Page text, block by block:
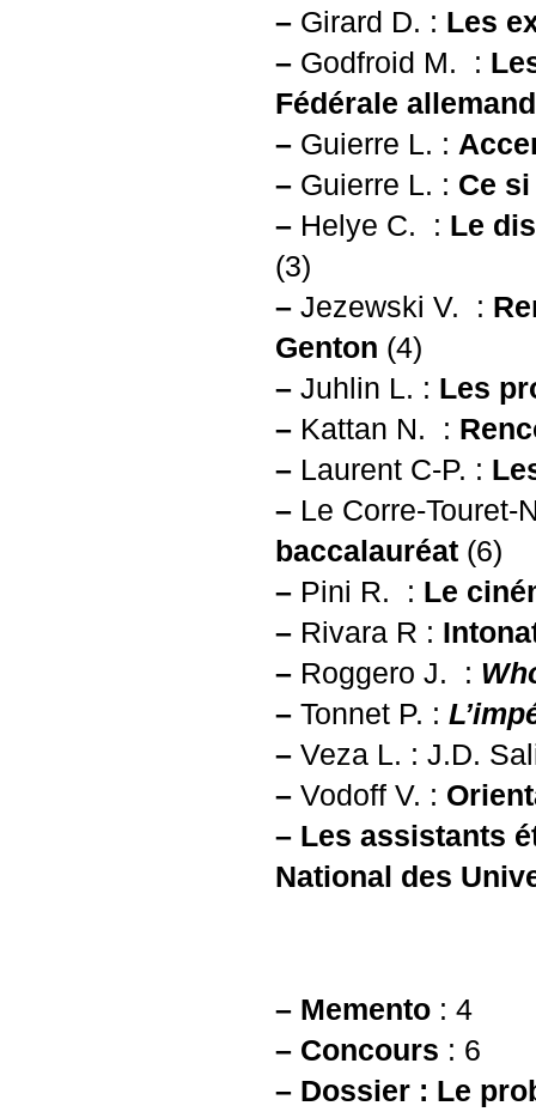
– Girard D. : Les
– Godfroid M. :
Fédérale
– Guierre L. :
– Guierre L. : Ce
– Helye C. : Le
(3)
– Jezewski V. :
Genton (4)
– Juhlin L. : Les
– Kattan N. :
– Laurent C-P. :
– Le Corre-
baccalauréat (6)
– Pini R. : Le
– Rivara R :
– Roggero J. :
– Tonnet P. :
– Veza L. : J.D.
– Vodoff V. :
– Les assistants
National des
– Memento : 4
– Concours : 6
– Dossier : Le